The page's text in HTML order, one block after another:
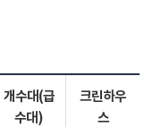
개수대(급
수대)
크린하우
스